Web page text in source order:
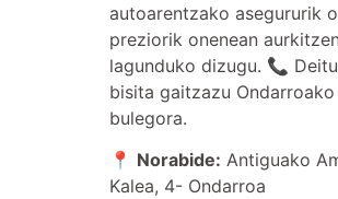
autoarentzako asegururik
preziorik onenean aurkitzen
lagunduko dizugu. 📞
bisita gaitzazu
bulegora.
📍 Norabide: Antiguako
Kalea, 4- Ondarroa